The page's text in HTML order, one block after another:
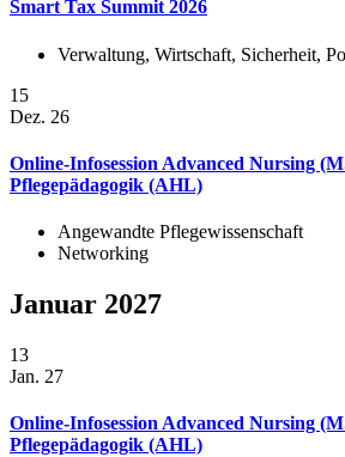
Smart Tax Summit 2026
Verwaltung, Wirtschaft, Sicherheit,
15
Dez. 26
Online-Infosession Advanced Nursing
Pflegepädagogik (AHL)
Angewandte Pflegewissenschaft
Networking
Januar 2027
13
Jan. 27
Online-Infosession Advanced Nursing
Pflegepädagogik (AHL)